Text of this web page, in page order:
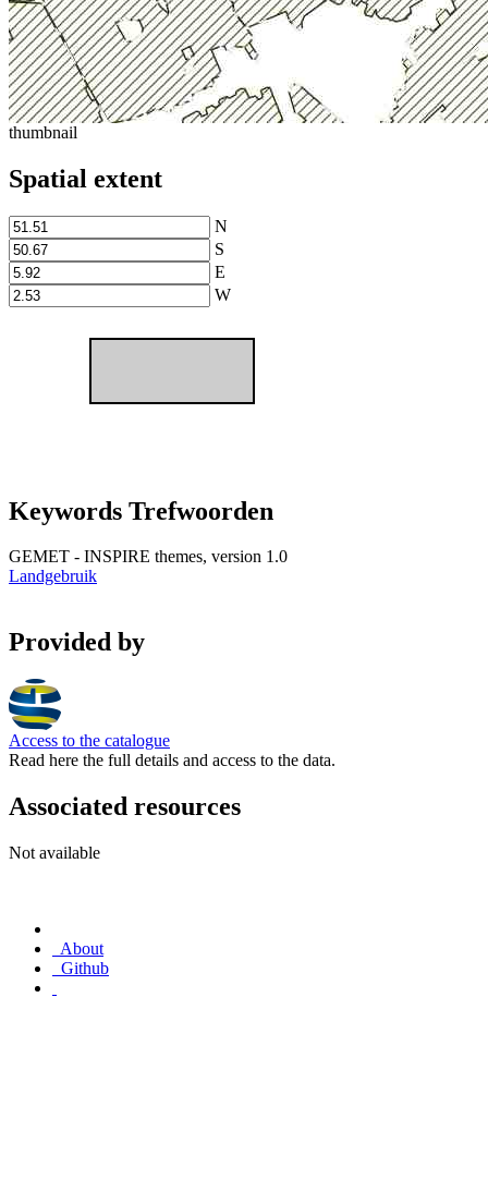
thumbnail
Spatial extent
N
S
E
W
Keywords Trefwoorden
GEMET - INSPIRE themes, version 1.0
Landgebruik
Provided by
Access to the catalogue
Read here the full details and access to the data.
Associated resources
Not available
About
Github